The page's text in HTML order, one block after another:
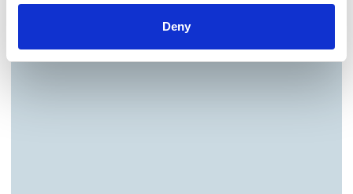
Deny